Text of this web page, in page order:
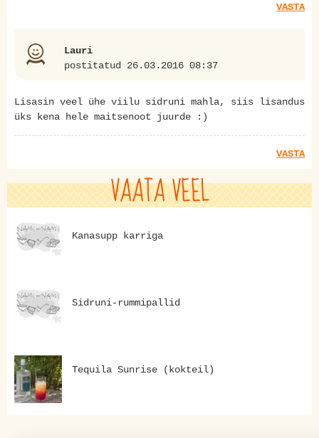
VASTA
Lauri
postitatud 26.03.2016 08:37
Lisasin veel ühe viilu sidruni mahla, siis lisandus
üks kena hele maitsenoot juurde :)
VASTA
VAATA VEEL
Kanasupp karriga
Sidruni-rummipallid
Tequila Sunrise (kokteil)